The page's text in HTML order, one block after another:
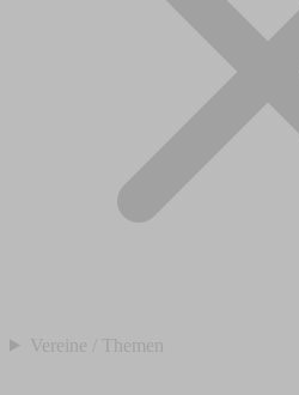
Vereine / Themen